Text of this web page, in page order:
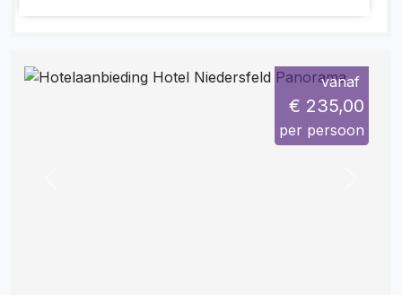
vanaf
€ 235,00
per persoon